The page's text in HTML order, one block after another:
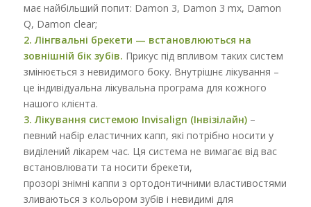
має найбільший попит: Damon 3, Damon 3 mx, Damon
Q, Damon clear;
2. Лінгвальні брекети — встановлюються на
зовнішній бік зубів. Прикус під впливом таких систем
змінюється з невидимого боку. Внутрішнє лікування –
це індивідуальна лікувальна програма для кожного
нашого клієнта.
3. Лікування системою Invisalign (Інвізілайн)–
певний набір еластичних капп, які потрібно носити у
виділений лікарем час. Ця система не вимагає від вас
встановлювати та носити брекети,
прозорі знімні каппи з ортодонтичними властивостями
зливаються з кольором зубів і невидимі для